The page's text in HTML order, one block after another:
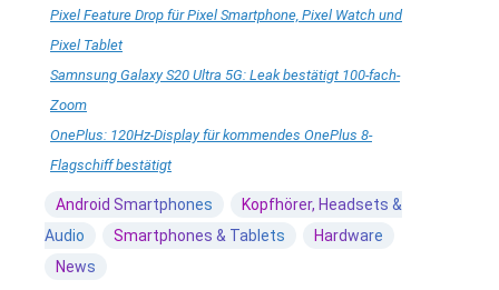
Pixel Feature Drop für Pixel Smartphone, Pixel Watch und
Pixel Tablet
Samnsung Galaxy S20 Ultra 5G: Leak bestätigt 100-fach-
Zoom
OnePlus: 120Hz-Display für kommendes OnePlus 8-
Flagschiff bestätigt
Android Smartphones
Kopfhörer, Headsets &
Audio
Smartphones & Tablets
Hardware
News